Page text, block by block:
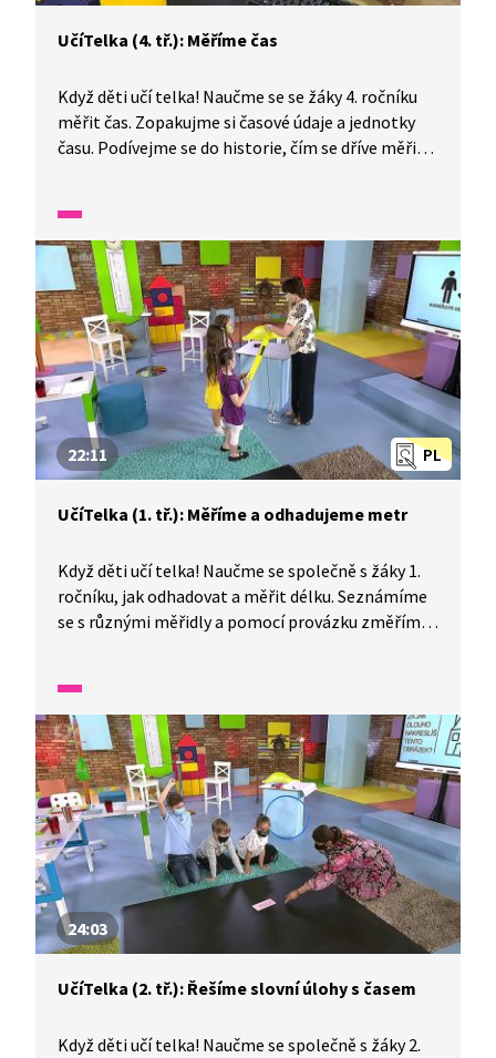
UčíTelka (4. tř.): Měříme čas
Když děti učí telka! Naučme se se žáky 4. ročníku
měřit čas. Zopakujme si časové údaje a jednotky
času. Podívejme se do historie, čím se dříve měřil
podle času. Na závěr si vyrobíme sluneční hodiny.
PL
22:11
UčíTelka (1. tř.): Měříme a odhadujeme metr
Když děti učí telka! Naučme se společně s žáky 1.
ročníku, jak odhadovat a měřit délku. Seznámíme
se s různými měřidly a pomocí provázku změříme
24:03
UčíTelka (2. tř.): Řešíme slovní úlohy s časem
Když děti učí telka! Naučme se společně s žáky 2.